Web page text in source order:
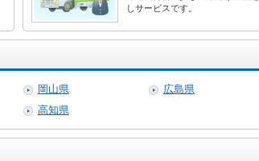
しサービスです。
岡山県 広島県
高知県